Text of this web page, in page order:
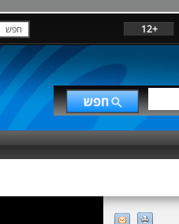
+12